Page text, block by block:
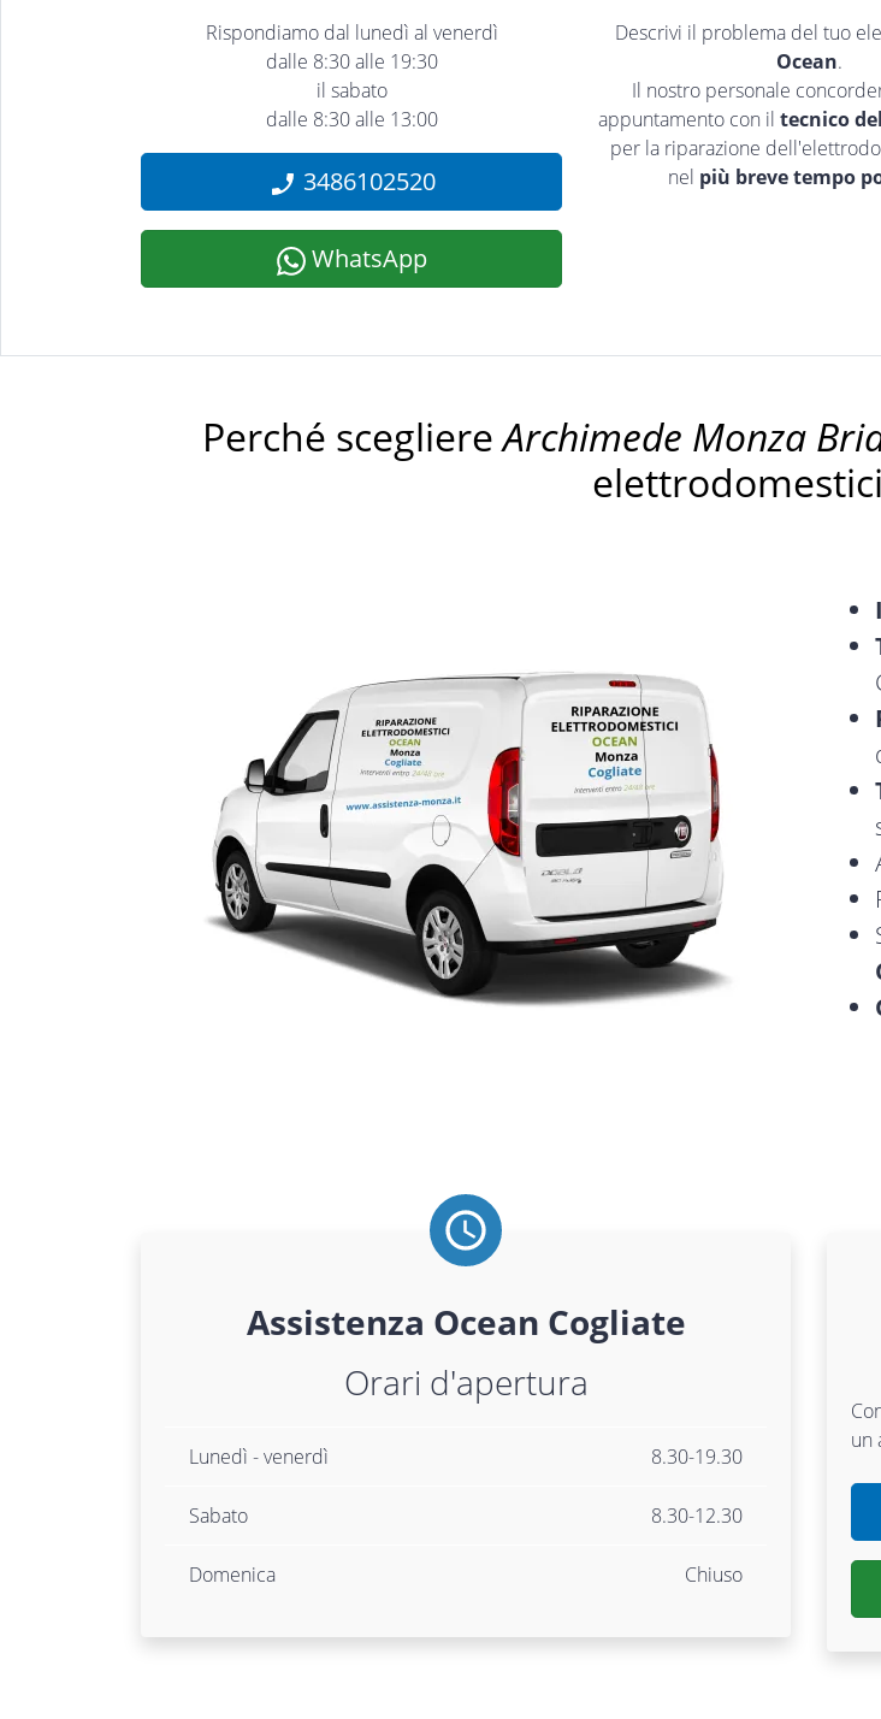
Rispondiamo dal lunedì al venerdì
dalle 8:30 alle 19:30
il sabato
dalle 8:30 alle 13:00
3486102520
WhatsApp
Descrivi il problema del tuo
Ocean.
Il nostro personale
appuntamento con il tecnico
per la riparazione
nel più breve tempo
Perché scegliereArchimede Monza
Assistenza Ocean Cogliate
Orari d'apertura
Lunedì - venerdì 8.30-19.30
Sabato 8.30-12.30
Domenica Chiuso
un